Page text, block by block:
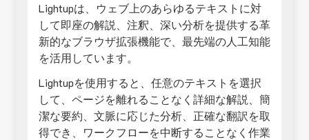
Lightupは、ウェブ上のあらゆるテキストに対
して即座の解説、注釈、深い分析を提供する革
新的なブラウザ拡張機能で、最先端の人工知能
を活用しています。
Lightupを使用すると、任意のテキストを選択
して、ページを離れることなく詳細な解説、簡
潔な要約、文脈に応じた分析、正確な翻訳を取
得でき、ワークフローを中断することなく作業